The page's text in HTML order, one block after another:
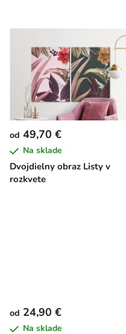
Dvojdielny obraz Listy v
rozkvete
od 49,70 €
Na sklade
od 24,90 €
Na sklade